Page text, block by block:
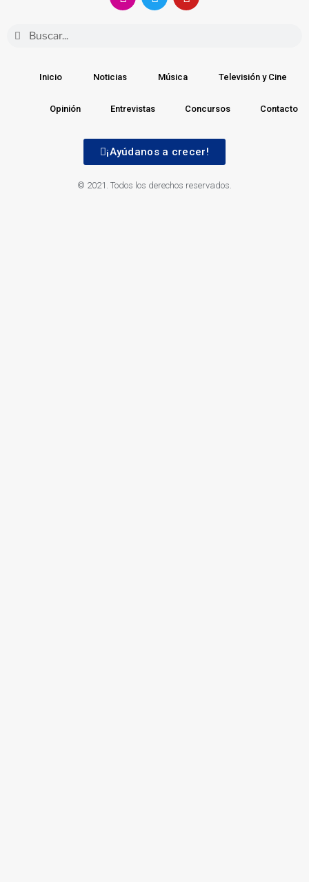
Inicio Noticias Música Televisión y Cine
Opinión Entrevistas Concursos Contacto
¡Ayúdanos a crecer!
© 2021. Todos los derechos reservados.